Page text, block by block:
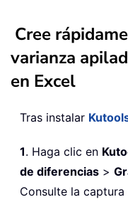
Cree
varianza
en Excel
Tras instalar
1. Haga clic en
de diferencias >
Consulte la